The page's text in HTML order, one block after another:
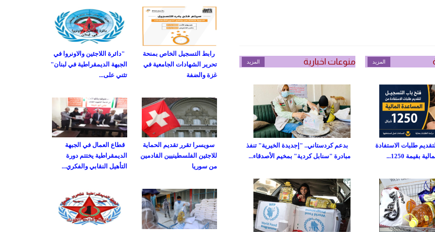
المزيد
طلبات الاستفادة
بقيمة 1250...
منوعات اخبارية المزيد
بدعم كردستاني.. "إجديدة الخيرية" تنفذ
مبادرة "سنابل كردية" بمخيم الأصدقاء...
"دائرة اللاجئين والاونروا في
الجبهة الديمقراطية في لبنان"
تثني على...
رابط التسجيل الخاص بمنحة
تحرير الشهادات الجامعية في
غزة والضفة
قطاع العمال في الجبهة
الديمقراطية يختتم دورة
التأهيل النقابي والفكري...
سويسرا تقرر تقديم الحماية
للاجئين الفلسطينيين القادمين
من سوريا